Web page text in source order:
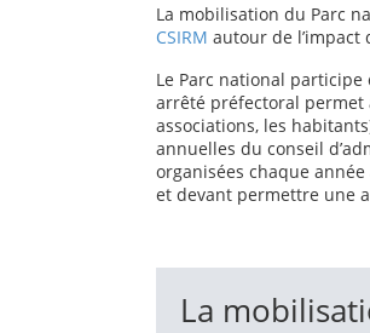
La mobilisation du Parc
CSIRM autour de
Le Parc national participe
arrêté préfectoral permet
associations, les
annuelles du conseil
organisées chaque
et devant permettre une
La